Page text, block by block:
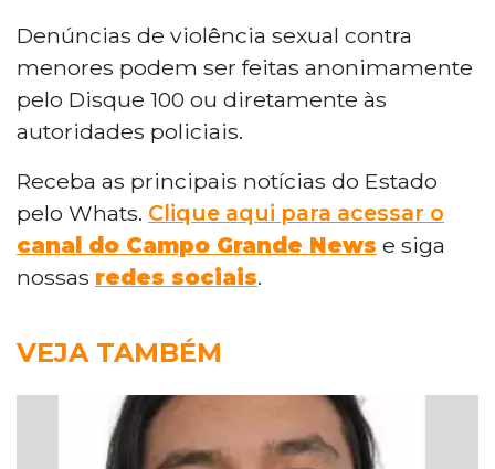
Denúncias de violência sexual contra
menores podem ser feitas anonimamente
pelo Disque 100 ou diretamente às
autoridades policiais.
Receba as principais notícias do Estado
pelo Whats. Clique aqui para acessar o
canal do Campo Grande News e siga
nossas redes sociais.
VEJA TAMBÉM